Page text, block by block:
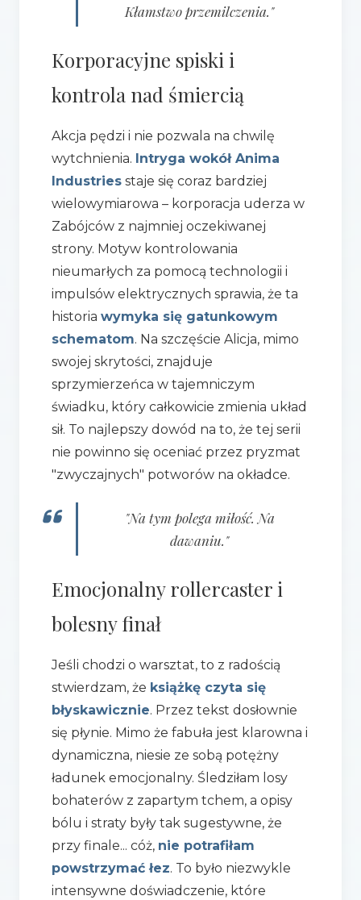
Kłamstwo przemilczenia."
Korporacyjne spiski i
kontrola nad śmiercią
Akcja pędzi i nie pozwala na chwilę
wytchnienia. Intryga wokół Anima
Industriesstaje się coraz bardziej
wielowymiarowa – korporacja uderza w
Zabójców z najmniej oczekiwanej
strony. Motyw kontrolowania
nieumarłych za pomocą technologii i
impulsów elektrycznych sprawia, że ta
historia wymyka się gatunkowym
schematom. Na szczęście Alicja, mimo
swojej skrytości, znajduje
sprzymierzeńca w tajemniczym
świadku, który całkowicie zmienia układ
sił. To najlepszy dowód na to, że tej serii
nie powinno się oceniać przez pryzmat
"zwyczajnych" potworów na okładce.
"Na tym polega miłość. Na
dawaniu."
Emocjonalny rollercaster i
bolesny finał
Jeśli chodzi o warsztat, to z radością
stwierdzam, że książkę czyta się
błyskawicznie. Przez tekst dosłownie
się płynie. Mimo że fabuła jest klarowna i
dynamiczna, niesie ze sobą potężny
ładunek emocjonalny. Śledziłam losy
bohaterów z zapartym tchem, a opisy
bólu i straty były tak sugestywne, że
przy finale... cóż, nie potrafiłam
powstrzymać łez. To było niezwykle
intensywne doświadczenie, które